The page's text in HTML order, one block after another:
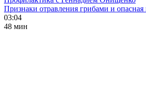
Признаки отравления грибами и опасная
03:04
48 мин